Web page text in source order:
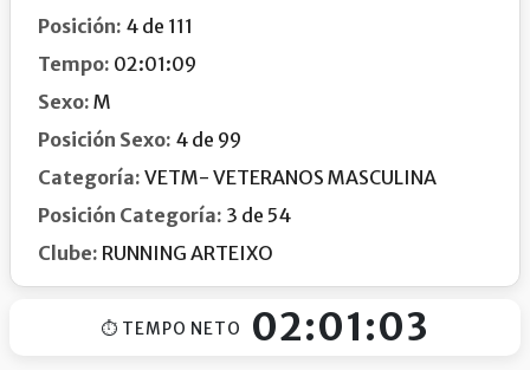
Posición: 4 de 111
Tempo: 02:01:09
Sexo: M
Posición Sexo: 4 de 99
Categoría: VETM- VETERANOS MASCULINA
Posición Categoría: 3 de 54
Clube: RUNNING ARTEIXO
⏱ TEMPO NETO 02:01:03